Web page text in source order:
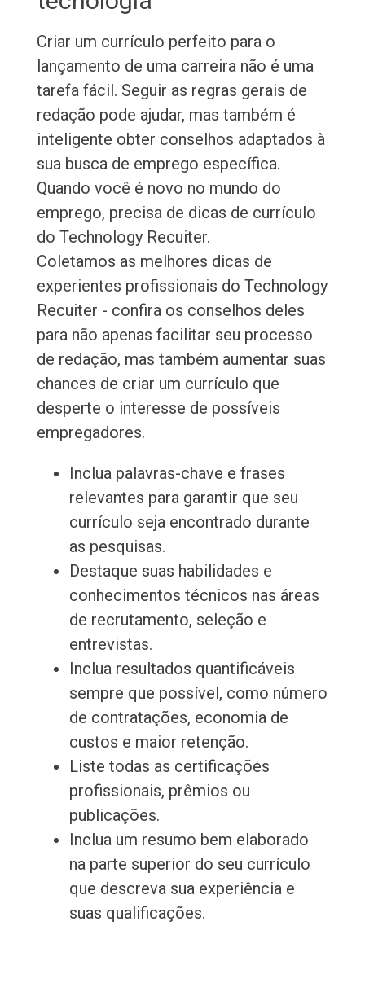
Criar um currículo perfeito para o
lançamento de uma carreira não é uma
tarefa fácil. Seguir as regras gerais de
redação pode ajudar, mas também é
inteligente obter conselhos adaptados à
sua busca de emprego específica.
Quando você é novo no mundo do
emprego, precisa de dicas de currículo
do Technology Recuiter.
Coletamos as melhores dicas de
experientes profissionais do Technology
Recuiter - confira os conselhos deles
para não apenas facilitar seu processo
de redação, mas também aumentar suas
chances de criar um currículo que
desperte o interesse de possíveis
empregadores.
Inclua palavras-chave e frases
relevantes para garantir que seu
currículo seja encontrado durante
as pesquisas.
Destaque suas habilidades e
conhecimentos técnicos nas áreas
de recrutamento, seleção e
entrevistas.
Inclua resultados quantificáveis
sempre que possível, como número
de contratações, economia de
custos e maior retenção.
Liste todas as certificações
profissionais, prêmios ou
publicações.
Inclua um resumo bem elaborado
na parte superior do seu currículo
que descreva sua experiência e
suas qualificações.